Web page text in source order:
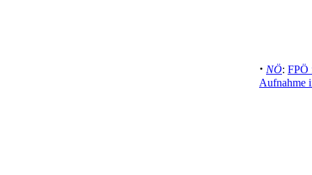
· NÖ: FPÖ
Aufnahme